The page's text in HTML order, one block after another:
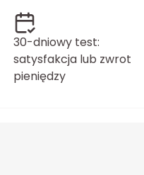
30-dniowy test:
satysfakcja lub zwrot
pieniędzy